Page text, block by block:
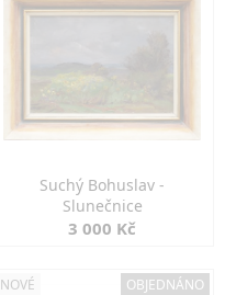
Suchý Bohuslav -
Slunečnice
3 000 Kč
NOVÉ OBJEDNÁNO